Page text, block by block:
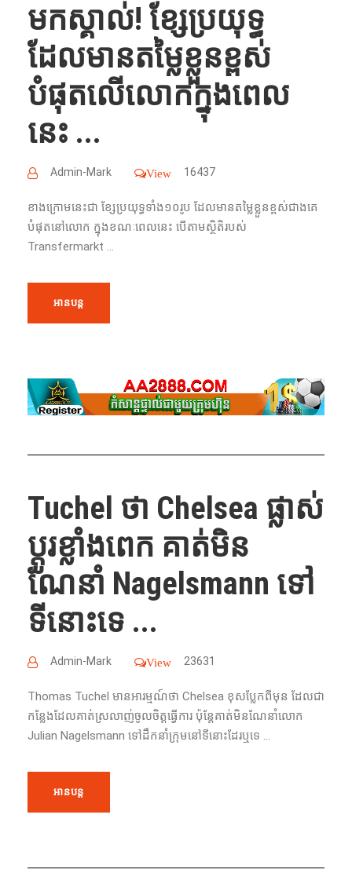
មក​ស្គាល់​! ខ្សែប្រយុទ្ធ​
ដែលមាន​តម្លៃ​ខ្លួន​ខ្ពស់​
បំផុត​លើ​លោក​ក្នុង​ពេល​
នេះ ...
Admin-Mark View 16437
ខាង​ក្រោម​នេះ​ជា​ ខ្សែប្រយុទ្ធ​ទាំង​១០​រូប​ ដែល​មាន​តម្លៃ​ខ្លួន​ខ្ពស់​ជាង​គេ​
បំផុត​នៅ​លោក​ ក្នុង​ខណៈ​ពេល​នេះ​ បើ​តាម​ស្ថិតិ​របស់​
Transfermarkt ...
អានបន្ត
Tuchel ថា Chelsea ផ្លាស់
ប្តូរខ្លាំងពេក គាត់មិន
ណែនាំ Nagelsmann ទៅ
ទីនោះទេ ...
Admin-Mark View 23631
Thomas Tuchel មាន​អារម្មណ៍​ថា Chelsea ​ខុស​ប្លែក​ពី​មុន ដែលជា​
កន្លែង​ដែល​គាត់​ស្រលាញ់ចូលចិត្តធ្វើការ ប៉ុន្តែ​គាត់​មិន​​ណែនាំ​លោក
Julian Nagelsmann ទៅដឹកនាំក្រុមនៅទីនោះដែរឬទេ ...
អានបន្ត